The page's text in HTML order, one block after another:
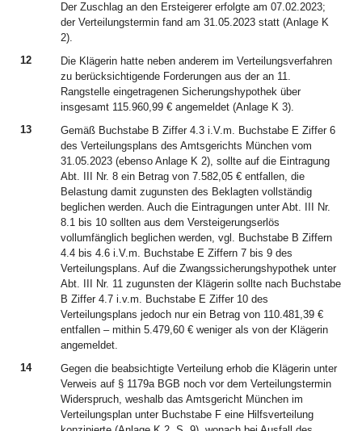
Der Zuschlag an den Ersteigerer erfolgte am 07.02.2023;
der Verteilungstermin fand am 31.05.2023 statt (Anlage K
2).
12
Die Klägerin hatte neben anderem im Verteilungsverfahren
zu berücksichtigende Forderungen aus der an 11.
Rangstelle eingetragenen Sicherungshypothek über
insgesamt 115.960,99 € angemeldet (Anlage K 3).
13
Gemäß Buchstabe B Ziffer 4.3 i.V.m. Buchstabe E Ziffer 6
des Verteilungsplans des Amtsgerichts München vom
31.05.2023 (ebenso Anlage K 2), sollte auf die Eintragung
Abt. III Nr. 8 ein Betrag von 7.582,05 € entfallen, die
Belastung damit zugunsten des Beklagten vollständig
beglichen werden. Auch die Eintragungen unter Abt. III Nr.
8.1 bis 10 sollten aus dem Versteigerungserlös
vollumfänglich beglichen werden, vgl. Buchstabe B Ziffern
4.4 bis 4.6 i.V.m. Buchstabe E Ziffern 7 bis 9 des
Verteilungsplans. Auf die Zwangssicherungshypothek unter
Abt. III Nr. 11 zugunsten der Klägerin sollte nach Buchstabe
B Ziffer 4.7 i.v.m. Buchstabe E Ziffer 10 des
Verteilungsplans jedoch nur ein Betrag von 110.481,39 €
entfallen – mithin 5.479,60 € weniger als von der Klägerin
angemeldet.
14
Gegen die beabsichtigte Verteilung erhob die Klägerin unter
Verweis auf § 1179a BGB noch vor dem Verteilungstermin
Widerspruch, weshalb das Amtsgericht München im
Verteilungsplan unter Buchstabe F eine Hilfsverteilung